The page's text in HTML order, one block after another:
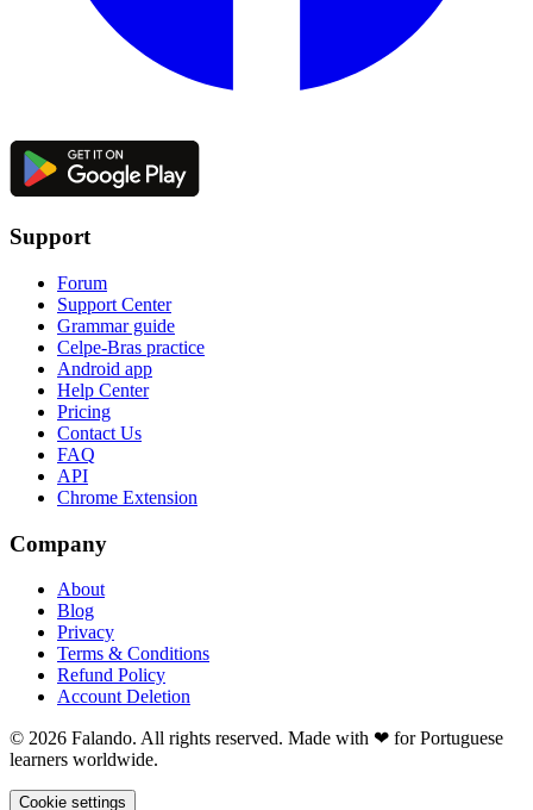
Support
Forum
Support Center
Grammar guide
Celpe-Bras practice
Android app
Help Center
Pricing
Contact Us
FAQ
API
Chrome Extension
Company
About
Blog
Privacy
Terms & Conditions
Refund Policy
Account Deletion
© 2026 Falando. All rights reserved. Made with ❤ for Portuguese
learners worldwide.
Cookie settings